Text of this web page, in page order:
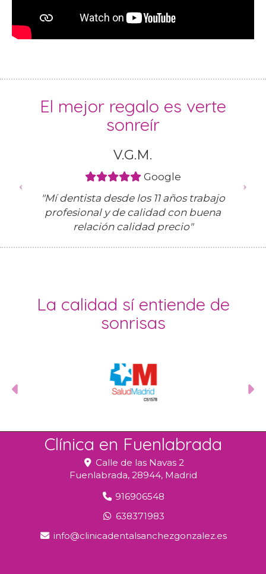
El mejor regalo es verte
sonreír
V.G.M.
Google
"Mí dentista desde los 11 años trabajo
profesional y de calidad con buena
relación calidad precio"
La calidad sí entiende de
sonrisas
Clínica en Fuenlabrada
Calle de las Navas 2
Fuenlabrada, 28944, Madrid
916906548
638371983
info
clinicadentalsanchezgonzalez.es